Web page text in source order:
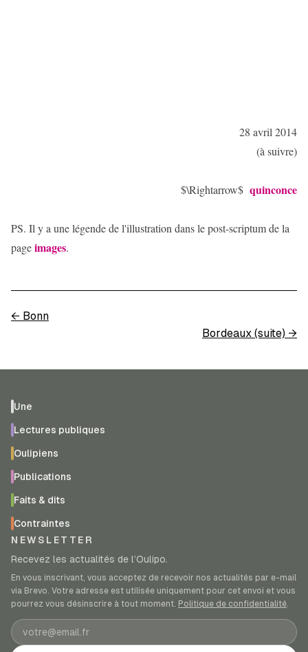
28 avril 2014
(à suivre)
$\Rightarrow$ quinconce
PS. Il y a une légende de l'illustration dans le post-scriptum de la
pageimages.
← Bonn
Bordeaux (suite) →
Une
Lectures publiques
Oulipiens
Publications
Faits & dits
Contraintes
NEWSLETTER
Recevez les actualités de l’Oulipo.
En vous inscrivant, vous acceptez de recevoir nos actualités par e-mail
via Brevo. Votre adresse est utilisée uniquement pour cet envoi et vous
pourrez vous désinscrire à tout moment. Politique de confidentialité.
Adresse e-mail